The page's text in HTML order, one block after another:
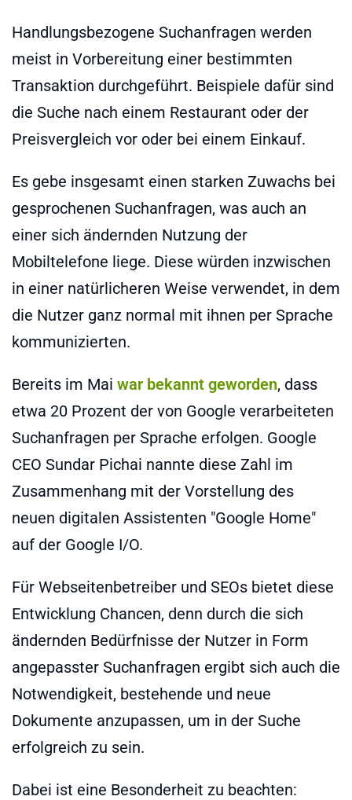
Handlungsbezogene Suchanfragen werden
meist in Vorbereitung einer bestimmten
Transaktion durchgeführt. Beispiele dafür sind
die Suche nach einem Restaurant oder der
Preisvergleich vor oder bei einem Einkauf.
Es gebe insgesamt einen starken Zuwachs bei
gesprochenen Suchanfragen, was auch an
einer sich ändernden Nutzung der
Mobiltelefone liege. Diese würden inzwischen
in einer natürlicheren Weise verwendet, in dem
die Nutzer ganz normal mit ihnen per Sprache
kommunizierten.
Bereits im Mai war bekannt geworden, dass
etwa 20 Prozent der von Google verarbeiteten
Suchanfragen per Sprache erfolgen. Google
CEO Sundar Pichai nannte diese Zahl im
Zusammenhang mit der Vorstellung des
neuen digitalen Assistenten "Google Home"
auf der Google I/O.
Für Webseitenbetreiber und SEOs bietet diese
Entwicklung Chancen, denn durch die sich
ändernden Bedürfnisse der Nutzer in Form
angepasster Suchanfragen ergibt sich auch die
Notwendigkeit, bestehende und neue
Dokumente anzupassen, um in der Suche
erfolgreich zu sein.
Dabei ist eine Besonderheit zu beachten: